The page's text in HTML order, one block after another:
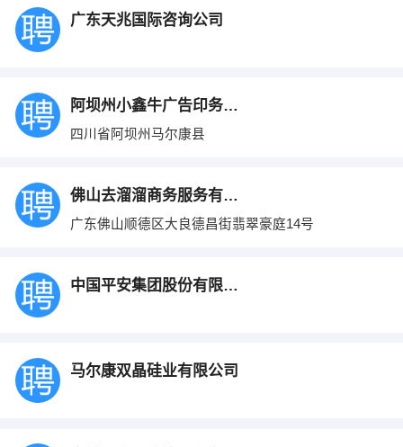
广东天兆国际咨询公司
阿坝州小鑫牛广告印务有限责任公司
四川省阿坝州马尔康县
佛山去溜溜商务服务有限公司
广东佛山顺德区大良德昌街翡翠豪庭14号
中国平安集团股份有限公司成都分公司
马尔康双晶硅业有限公司